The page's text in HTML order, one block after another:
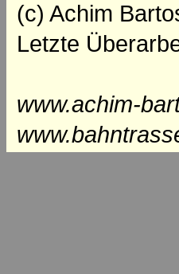
(c) Achim
Letzte
www.achim-